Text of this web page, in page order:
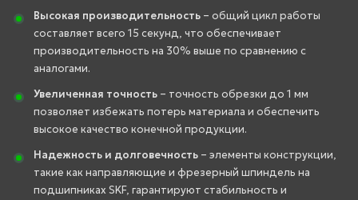
Высокая производительность – общий цикл работы
составляет всего 15 секунд, что обеспечивает
производительность на 30% выше по сравнению с
аналогами.
Увеличенная точность – точность обрезки до 1 мм
позволяет избежать потерь материала и обеспечить
высокое качество конечной продукции.
Надежность и долговечность – элементы конструкции,
такие как направляющие и фрезерный шпиндель на
подшипниках SKF, гарантируют стабильность и